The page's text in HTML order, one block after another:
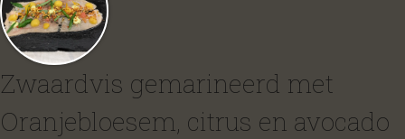
Zwaardvis gemarineerd met
Oranjebloesem, citrus en avocado